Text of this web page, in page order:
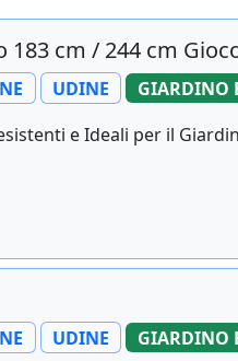
183 cm / 244 cm
UDINE
GIARDINO
e Ideali per il
UDINE
GIARDINO